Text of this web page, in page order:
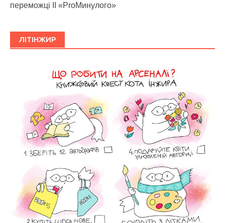
переможці ІІ «ProМинулого»
ЛІТІНЖИР